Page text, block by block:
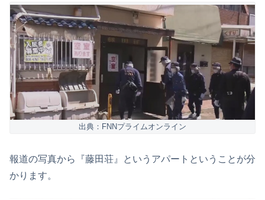
出典：FNNプライムオンライン
報道の写真から『藤田荘』というアパートということが分
かります。